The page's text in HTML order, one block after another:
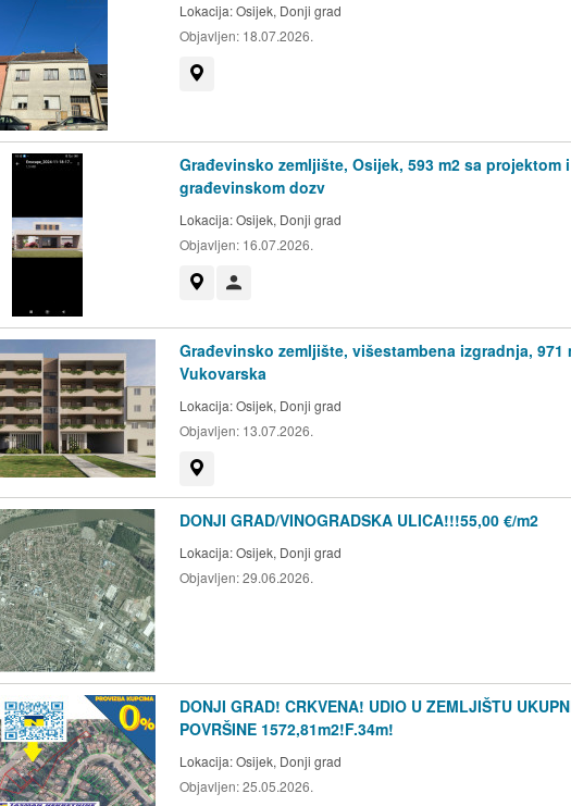
Lokacija:Osijek, Donji grad
Objavljen: 18.07.2026.
Građevinsko zemljište, Osijek, 593 m2 sa projektom i
građevinskom dozv
Lokacija:Osijek, Donji grad
Objavljen: 16.07.2026.
Građevinsko zemljište, višestambena izgradnja, 971
Vukovarska
Lokacija:Osijek, Donji grad
Objavljen: 13.07.2026.
DONJI GRAD/VINOGRADSKA ULICA!!!55,00 €/m2
Lokacija:Osijek, Donji grad
Objavljen:29.06.2026.
DONJI GRAD! CRKVENA! UDIO U ZEMLJIŠTU
POVRŠINE 1572,81m2!F.34m!
Lokacija:Osijek, Donji grad
Objavljen:25.05.2026.